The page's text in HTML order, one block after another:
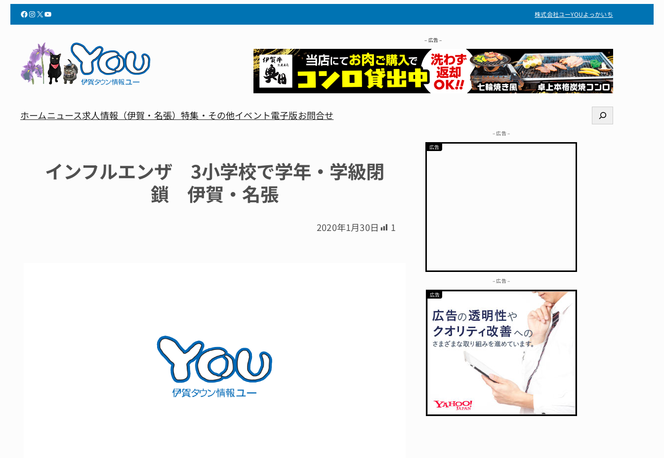
Facebook InstagramX YouTube 株式会社ユーYOUよっかいち
– 広告 –
ホームニュース求人情報（伊賀・名張）特集・その他イベント電子版お問合せ
検
索
インフルエンザ 3小学校で学年・学級閉
鎖 伊賀・名張
2020年1月30日 1
– 広告 –
– 広告 –